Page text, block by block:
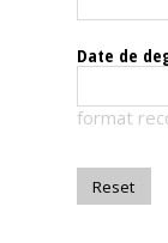
The
magazine
Date de
format